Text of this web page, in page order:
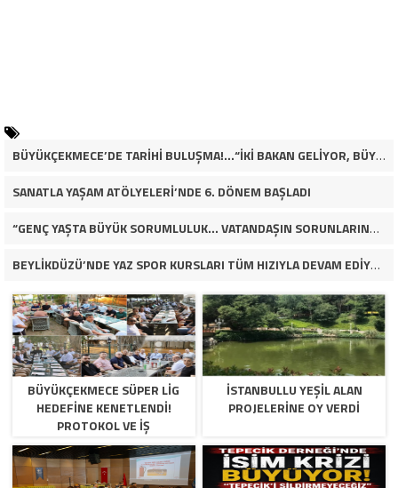
BÜYÜKÇEKMECE’DE TARİHİ BULUŞMA!…“İKİ BAKAN GELİYOR, BÜYÜKÇEKMECE’NİN ADLİYE KADERİ DEĞİŞECEK Mİ?”
SANATLA YAŞAM ATÖLYELERİ’NDE 6. DÖNEM BAŞLADI
“GENÇ YAŞTA BÜYÜK SORUMLULUK… VATANDAŞIN SORUNLARINA ÇÖZÜM ARIYOR!”
BEYLİKDÜZÜ’NDE YAZ SPOR KURSLARI TÜM HIZIYLA DEVAM EDİYOR
BÜYÜKÇEKMECE SÜPER LİG
HEDEFİNE KENETLENDİ!
PROTOKOL VE İŞ
DÜNYASINDAN BASKETBOL
TAKIMINA TAM DESTEK…
İSTANBULLU YEŞİL ALAN
PROJELERİNE OY VERDİ